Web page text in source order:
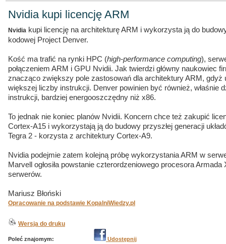
Nvidia kupi licencję ARM
Nvidia kupi licencję na architekturę ARM i wykorzysta ją do
kodowej Project Denver.
Kość ma trafić na rynki HPC (high-performance computing),
połączeniem ARM i GPU Nvidii. Jak twierdzi główny naukowiec
znacząco zwiększy pole zastosowań dla architektury ARM, gdyż
większej liczby instrukcji. Denver powinien być również, właśnie
instrukcji, bardziej energooszczędny niż x86.
To jednak nie koniec planów Nvidii. Koncern chce też zakupić
Cortex-A15 i wykorzystają ją do budowy przyszłej generacji
Tegra 2 - korzysta z architektury Cortex-A9.
Nvidia podejmie zatem kolejną próbę wykorzystania ARM w
Marvell ogłosiła powstanie czterordzeniowego procesora
serwerów.
Mariusz Błoński
Opracowanie na podstawie KopalniWiedzy.pl
Wersja do druku
Poleć znajomym: Udostępnij